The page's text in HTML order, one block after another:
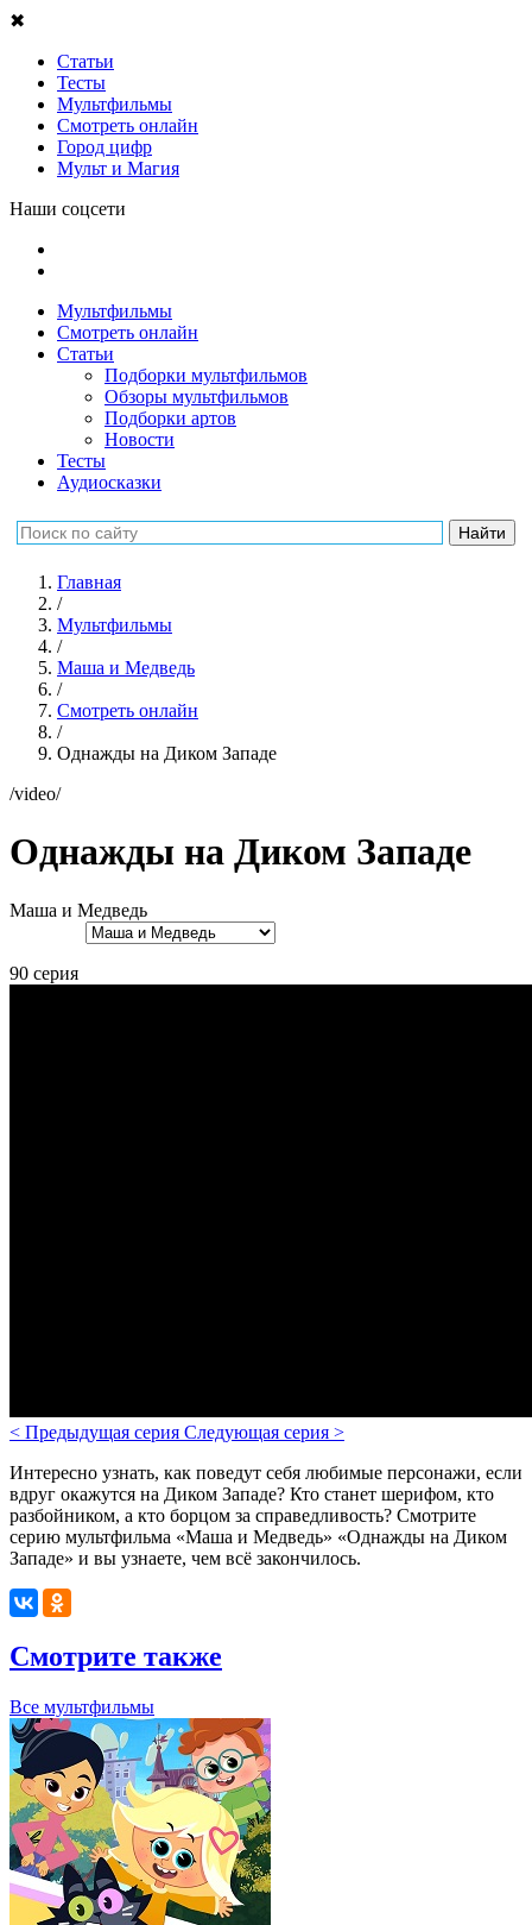
✖
Статьи
Тесты
Мультфильмы
Смотреть онлайн
Город цифр
Мульт и Магия
Наши соцсети
Мультфильмы
Смотреть онлайн
Статьи
Подборки мультфильмов
Обзоры мультфильмов
Подборки артов
Новости
Тесты
Аудиосказки
Главная
/
Мультфильмы
/
Маша и Медведь
/
Смотреть онлайн
/
Однажды на Диком Западе
/video/
Однажды на Диком Западе
Маша и Медведь
90 серия
< Предыдущая серия Следующая серия >
Интересно узнать, как поведут себя любимые персонажи, если
вдруг окажутся на Диком Западе? Кто станет шерифом, кто
разбойником, а кто борцом за справедливость? Смотрите
серию мультфильма «Маша и Медведь» «Однажды на Диком
Западе» и вы узнаете, чем всё закончилось.
Смотрите также
Все мультфильмы